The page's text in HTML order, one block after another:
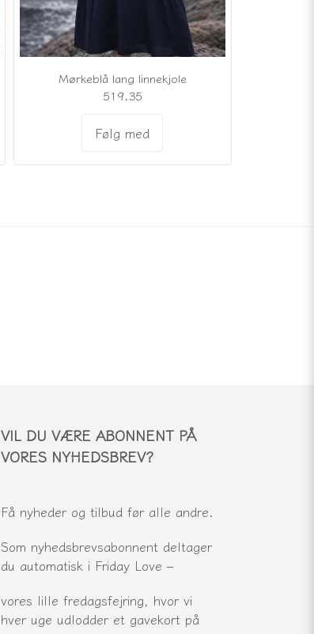
Mørkeblå lang linnekjole
519,35
Følg med
VIL DU VÆRE ABONNENT PÅ
VORES NYHEDSBREV?
Få nyheder og tilbud før alle andre.
Som nyhedsbrevsabonnent deltager
du automatisk i Friday Love –
vores lille fredagsfejring, hvor vi
hver uge udlodder et gavekort på